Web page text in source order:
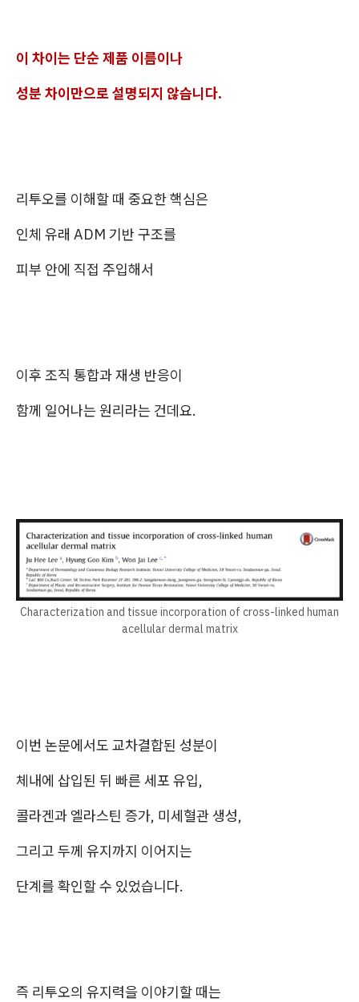
이 차이는 단순 제품 이름이나
성분 차이만으로 설명되지 않습니다.
리투오를 이해할 때 중요한 핵심은
인체 유래 ADM 기반 구조를
피부 안에 직접 주입해서
이후 조직 통합과 재생 반응이
함께 일어나는 원리라는 건데요.
Characterization and tissue incorporation of cross-linked human
acellular dermal matrix
이번 논문에서도 교차결합된 성분이
체내에 삽입된 뒤 빠른 세포 유입,
콜라겐과 엘라스틴 증가, 미세혈관 생성,
그리고 두께 유지까지 이어지는
단계를 확인할 수 있었습니다.
즉 리투오의 유지력을 이야기할 때는